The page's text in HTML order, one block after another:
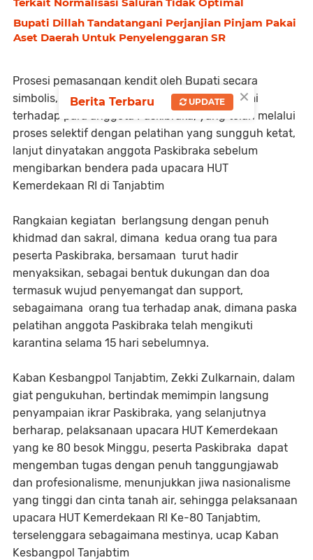
Bupati Dillah Tandatangani Perjanjian Pinjam Pakai
Aset Daerah Untuk Penyelenggaran SR
Prosesi pemasangan kendit oleh Bupati secara
simbolis, sekaligus menandai pengakuan resmi
terhadap para anggota Paskibraka, yang telah melalui
proses selektif dengan pelatihan yang sungguh ketat,
lanjut dinyatakan anggota Paskibraka sebelum
mengibarkan bendera pada upacara HUT
Kemerdekaan RI di Tanjabtim
Rangkaian kegiatan berlangsung dengan penuh
khidmad dan sakral, dimana kedua orang tua para
peserta Paskibraka, bersamaan turut hadir
menyaksikan, sebagai bentuk dukungan dan doa
termasuk wujud penyemangat dan support,
sebagaimana orang tua terhadap anak, dimana paska
pelatihan anggota Paskibraka telah mengikuti
karantina selama 15 hari sebelumnya.
Kaban Kesbangpol Tanjabtim, Zekki Zulkarnain, dalam
giat pengukuhan, bertindak memimpin langsung
penyampaian ikrar Paskibraka, yang selanjutnya
berharap, pelaksanaan upacara HUT Kemerdekaan
yang ke 80 besok Minggu, peserta Paskibraka dapat
mengemban tugas dengan penuh tanggungjawab
dan profesionalisme, menunjukkan jiwa nasionalisme
yang tinggi dan cinta tanah air, sehingga pelaksanaan
upacara HUT Kemerdekaan RI Ke-80 Tanjabtim,
terselenggara sebagaimana mestinya, ucap Kaban
Kesbangpol Tanjabtim
×
Berita Terbaru UPDATE